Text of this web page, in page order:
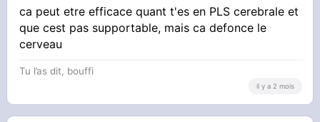
ca peut etre efficace quant t'es en PLS cerebrale et
que cest pas supportable, mais ca defonce le
cerveau
Tu l’as dit, bouffi
il y a 2 mois